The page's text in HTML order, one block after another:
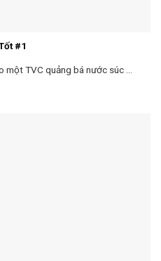
#1
một TVC quảng bá nước súc ...